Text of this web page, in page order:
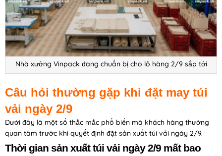
Nhà xưởng Vinpack đang chuẩn bị cho lô hàng 2/9 sắp tới
Câu hỏi thường gặp khi đặt may túi
vải ngày 2/9
Dưới đây là một số thắc mắc phổ biến mà khách hàng thường
quan tâm trước khi quyết định đặt sản xuất túi vải ngày 2/9.
Thời gian sản xuất túi vải ngày 2/9 mất bao